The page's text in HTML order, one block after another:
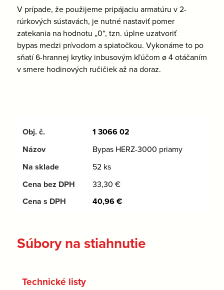
V prípade, že použijeme pripájaciu armatúru v 2-
rúrkových sústavách, je nutné nastaviť pomer
zatekania na hodnotu „0“, tzn. úplne uzatvoriť
bypas medzi prívodom a spiatočkou. Vykonáme to po
sňatí 6-hrannej krytky inbusovým kľúčom ø 4 otáčaním
v smere hodinových ručičiek až na doraz.
1 3066 02
Bypas HERZ-3000 priamy
52 ks
33,30 €
40,96€
Súbory na stiahnutie
Technické listy